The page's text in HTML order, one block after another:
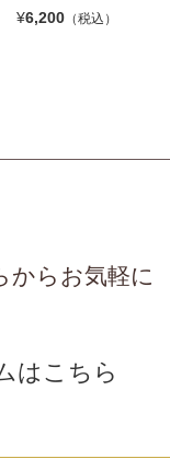
¥6,200 （税込）
からお気軽に
はこちら